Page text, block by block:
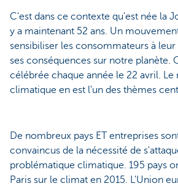
C'est dans ce contexte qu'est née la
y a maintenant 52 ans. Un
sensibiliser les consommateurs à
ses conséquences sur notre planète.
célébrée chaque année le 22 avril.
climatique en est l'un des thèmes
De nombreux pays ET entreprises
convaincus de la nécessité de
problématique climatique. 195 pays
Paris sur le climat en 2015. L'Union